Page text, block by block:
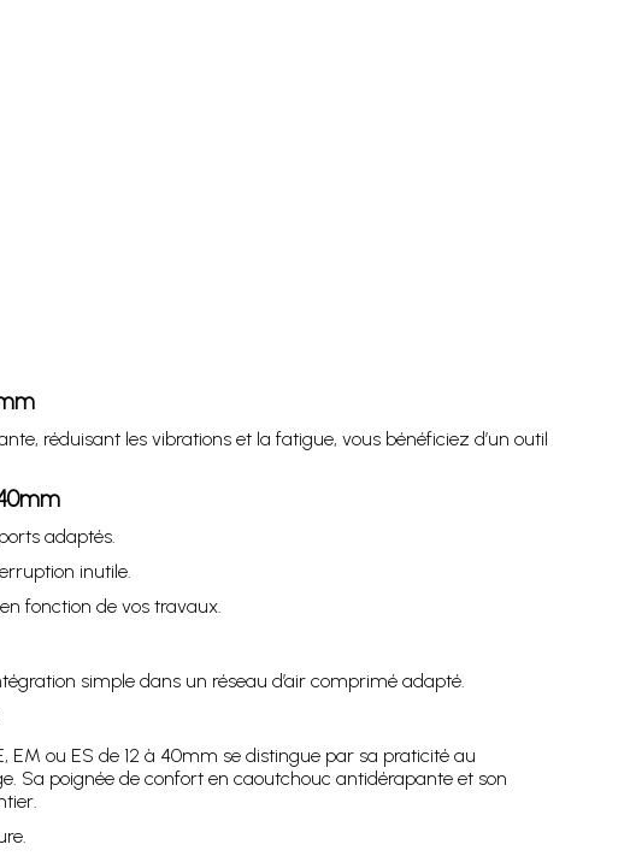
réduisant les vibrations et la fatigue, vous bénéficiez d’un outil
adaptés.
inutile.
fonction de vos travaux.
simple dans un réseau d’air comprimé adapté.
EM ou ES de 12 à 40mm se distingue par sa praticité au
Sa poignée de confort en caoutchouc antidérapante et son